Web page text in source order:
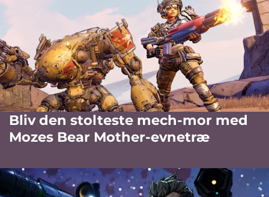
Bliv den stolteste mech-mor med
Mozes Bear Mother-evnetræ